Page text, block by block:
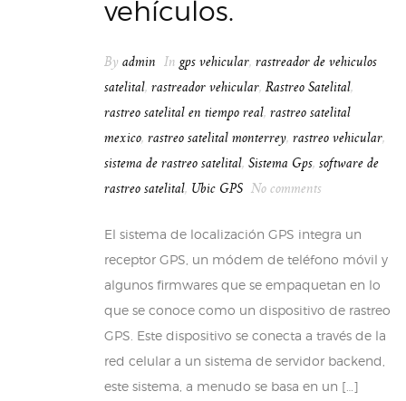
vehículos.
By admin In gps vehicular, rastreador de vehiculos
satelital, rastreador vehicular, Rastreo Satelital,
rastreo satelital en tiempo real, rastreo satelital
mexico, rastreo satelital monterrey, rastreo vehicular,
sistema de rastreo satelital, Sistema Gps, software de
rastreo satelital, Ubic GPS No comments
El sistema de localización GPS integra un
receptor GPS, un módem de teléfono móvil y
algunos firmwares que se empaquetan en lo
que se conoce como un dispositivo de rastreo
GPS. Este dispositivo se conecta a través de la
red celular a un sistema de servidor backend,
este sistema, a menudo se basa en un […]